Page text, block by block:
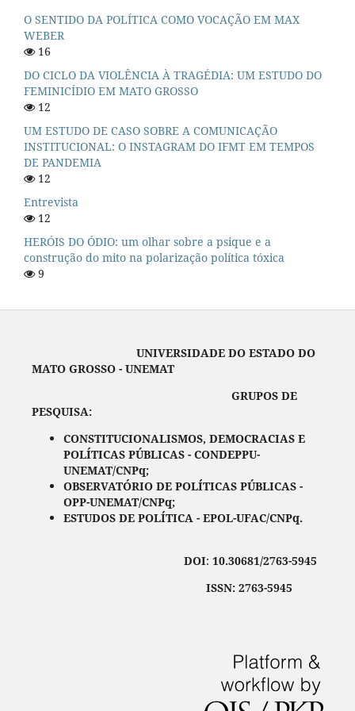
O SENTIDO DA POLÍTICA COMO VOCAÇÃO EM MAX
WEBER
16
DO CICLO DA VIOLÊNCIA À TRAGÉDIA: UM ESTUDO DO
FEMINICÍDIO EM MATO GROSSO
12
UM ESTUDO DE CASO SOBRE A COMUNICAÇÃO
INSTITUCIONAL: O INSTAGRAM DO IFMT EM TEMPOS
DE PANDEMIA
12
Entrevista
12
HERÓIS DO ÓDIO: um olhar sobre a psique e a
construção do mito na polarização política tóxica
9
UNIVERSIDADE DO ESTADO DO
MATO GROSSO - UNEMAT
GRUPOS DE
PESQUISA:
CONSTITUCIONALISMOS, DEMOCRACIAS E
POLÍTICAS PÚBLICAS - CONDEPPU-
UNEMAT/CNPq;
OBSERVATÓRIO DE POLÍTICAS PÚBLICAS -
OPP-UNEMAT/CNPq;
ESTUDOS DE POLÍTICA - EPOL-UFAC/CNPq.
DOI: 10.30681/2763-5945
ISSN: 2763-5945